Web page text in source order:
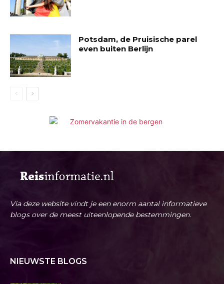
Potsdam, de Pruisische parel
even buiten Berlijn
Via deze website vindt je een enorm aantal informatieve
blogs over de meest uiteenlopende bestemmingen.
NIEUWSTE BLOGS